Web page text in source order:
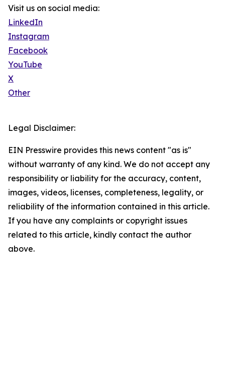
Visit us on social media:
LinkedIn
Instagram
Facebook
YouTube
X
Other
Legal Disclaimer:
EIN Presswire provides this news content "as is"
without warranty of any kind. We do not accept any
responsibility or liability for the accuracy, content,
images, videos, licenses, completeness, legality, or
reliability of the information contained in this article.
If you have any complaints or copyright issues
related to this article, kindly contact the author
above.